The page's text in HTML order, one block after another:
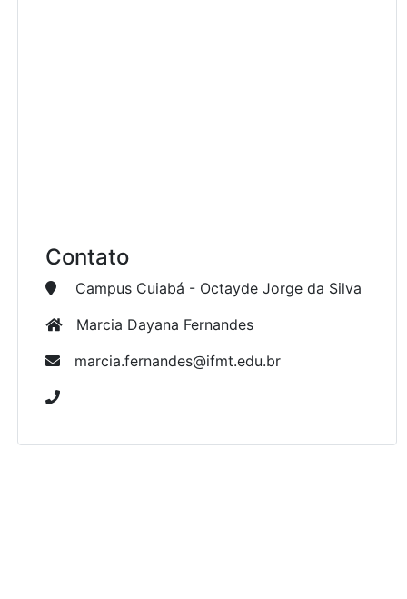
Contato
Campus Cuiabá - Octayde Jorge da Silva
Marcia Dayana Fernandes
marcia.fernandes@ifmt.edu.br